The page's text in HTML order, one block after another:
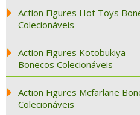
Action Figures Hot Toys
Colecionáveis
Action Figures Kotobukiya
Bonecos Colecionáveis
Action Figures Mcfarlane
Colecionáveis